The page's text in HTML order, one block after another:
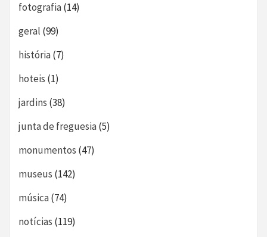
fotografia(14)
geral (99)
história(7)
hoteis (1)
jardins (38)
junta de freguesia(5)
monumentos (47)
museus (142)
música(74)
notícias (119)